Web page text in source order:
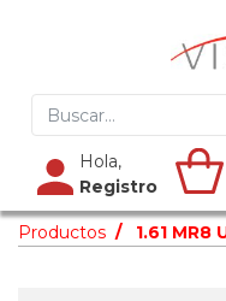
Hola,
Registro
Productos 1.61 MR8